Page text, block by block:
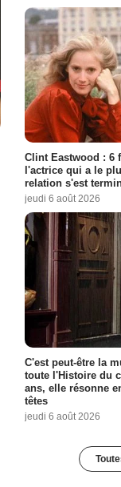
Clint Eastwood : 6
l'actrice qui a le
relation s'est
jeudi 6 août 2026
C'est peut-être la
toute l'Histoire du
ans, elle résonne
têtes
jeudi 6 août 2026